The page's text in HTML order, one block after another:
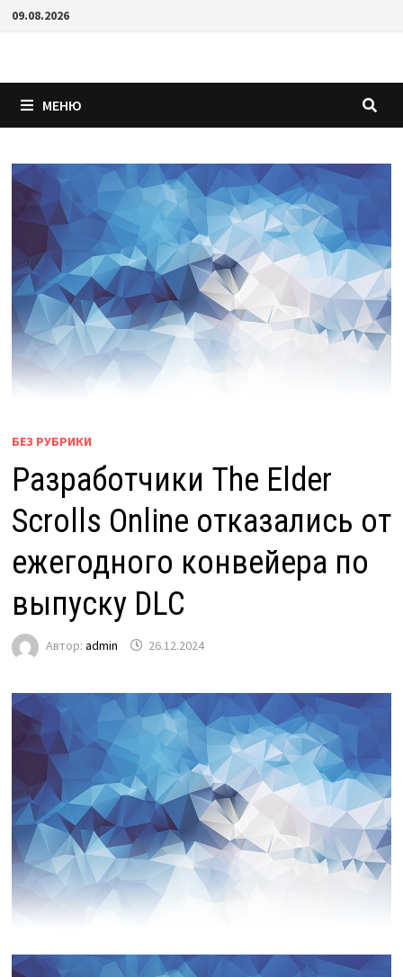
Перейти
09.08.2026
МЕНЮ
БЕЗ РУБРИКИ
Разработчики The Elder
Scrolls Online отказались от
ежегодного конвейера по
выпуску DLC
Автор: admin 26.12.2024